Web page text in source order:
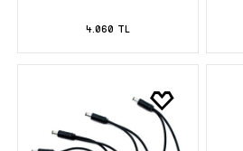
4.060 TL